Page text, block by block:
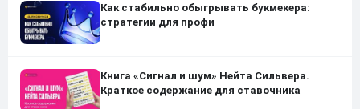
Как стабильно обыгрывать букмекера:
стратегии для профи
Книга «Сигнал и шум» Нейта Сильвера.
Краткое содержание для ставочника